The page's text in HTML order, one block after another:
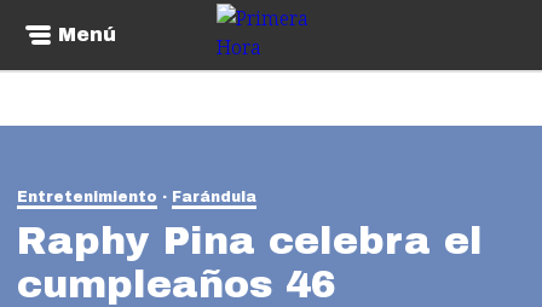
Menú
Entretenimiento Farándula
Raphy Pina celebra el
cumpleaños 46